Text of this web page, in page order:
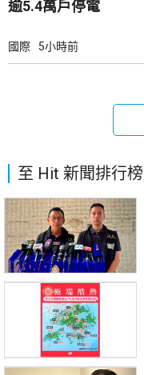
逾5.4萬戶停電
國際 5小時前
至 Hit 新聞排行榜